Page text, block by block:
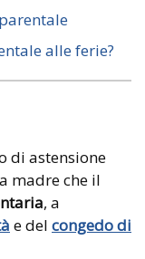
alle ferie?
di astensione
madre che il
, a
e del congedo di